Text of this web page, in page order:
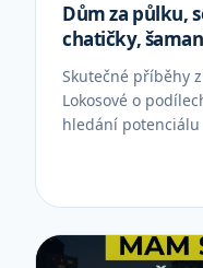
Dům za půlku,
chatičky, šamani a
Renáta
Skutečné příběhy
Lokosové o
hledání